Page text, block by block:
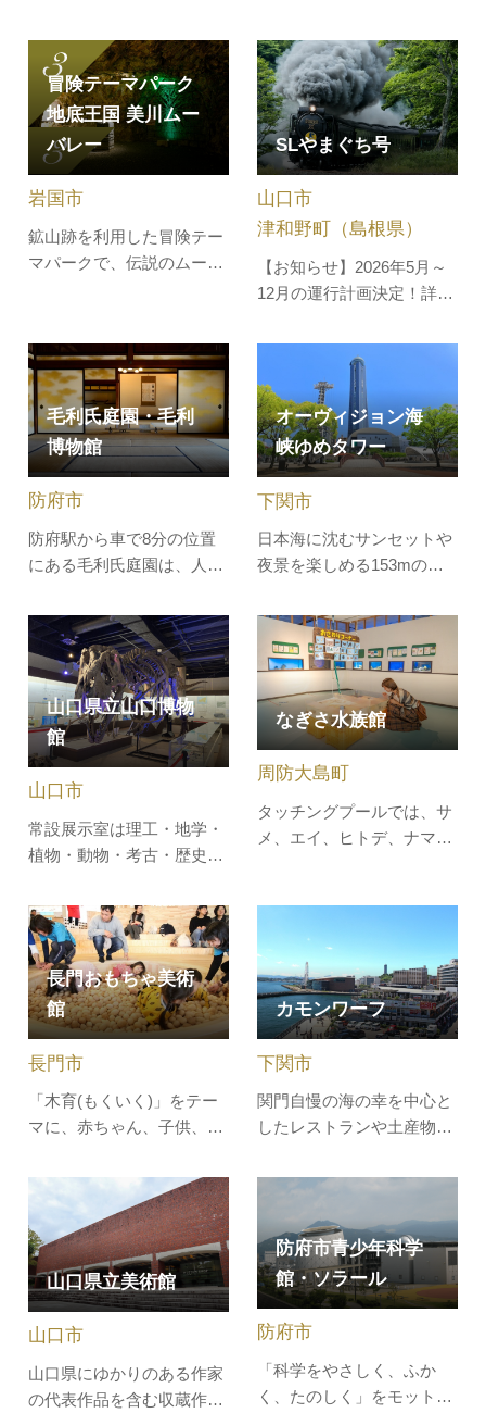
天然記念物に指定されてい
ます。洞内の温度は四季を
通じて17℃で一定し、夏涼
しく冬は暖かく、雨の日で
も快適に観光をお楽しみい
ただけます。洞内の総延長
は10kmを超える国内最大
級で、約1kmに及ぶ…
(火・祝)～8月16日(日)]毎日
開催！★駐車場情報★例年
GW・夏休み期間中は、唐
戸市場周辺で交通渋滞が発
生しております。下記の情
報を渋滞対策にご活用くだ
さい。・2026年(令和8年)5
月1日、唐戸…
冒険テーマパーク
地底王国 美川ムー
バレー
鉱山跡を利用した冒険テー
マパークで、伝説のムー大
屋外では、砂金探し体験や
宝石探し体験も楽しめま
す。旧坑内は、古代伝説の
地・ムー大陸をイメージし
た神殿や神秘の湖など15の
ゾーンが迷路で結ばれてい
て、夏も涼…
岩国市
SLやまぐち号
【お知らせ】2026年5月～
12月の運行計画決定！詳し
津和野駅間を汽笛を鳴ら
し、煙をはきながら力強く
走る蒸気機関車。ひと昔前
にタイムスリップしたよう
な客車、独特の変則的な揺
れや煤（すす）の匂い、美
しい沿線の風景が鉄道の旅
を盛りあげ…
山口市
津和野町（島根県）
毛利氏庭園・毛利
博物館
防府駅から車で8分の位置
にある毛利氏庭園は、人工
に自然と調和し、明治・大
正の職人の技術を詰め込ん
だ最高傑作で、国名勝に指
定されている雅な庭園で
す。広大な敷地には、旧毛
利家本邸が毛利博物館とし
て公開されており、毛利氏
ゆかりの文…
防府市
オーヴィジョン海
峡ゆめタワー
日本海に沈むサンセットや
夜景を楽しめる153mのタ
る143mの展望室は全面ガ
ラス張りで、シースルーエ
レベーターで約70秒で到着
します。展望室からは、関
門海峡をはじめ巌流島や響
灘、下関、対岸の北九州と
360度の雄大な大パノラマ
をお楽しみい…
下関市
山口県立山口博物
館
常設展示室は理工・地学・
植物・動物・考古・歴史・
おり、各分野、そして山口
県について大人から子ども
まで学ぶことが出来ます。
理工体験展示室では、「驚
き・不思議さ」を体や頭を
使いながら体験学習できま
す。まるで本当に電車を運
転してい…
山口市
なぎさ水族館
タッチングプールでは、サ
メ、エイ、ヒトデ、ナマ
づくりもできます。好きな
海藻を選んで自分だけのし
おりが作れます。短時間で
簡単にでき、来館の記念に
防大島町の…
周防大島町
長門おもちゃ美術
館
「木育(もくいく)」をテー
マに、赤ちゃん、子供、大
る体験型ミュージアム。
（東京おもちゃ美術館監
修）館内には0歳～2歳児も
家の「赤ちゃんひろば」
と、年齢問わず遊べる「さ
じきひろば」があり、木の
ぬくもり溢れる空間で150
種類以上の木の…
長門市
カモンワーフ
関門自慢の海の幸を中心と
したレストランや土産物店
ル。ボードウオークからは
関門海峡の潮騒と汽笛は、
「残したい日本の音風景百
選」に選ばれ、一帯は壇之
浦の合戦・武蔵と小次郎の
巌流島決闘など歴史に彩ら
れた「海…
下関市
山口県立美術館
山口県にゆかりのある作家
の代表作品を含む収蔵作品
山口市
防府市青少年科学
館・ソラール
「科学をやさしく、ふか
く、たのしく」をモットー
防府市